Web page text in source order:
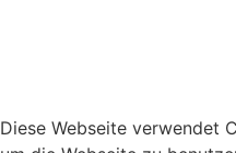
Diese Webseite verwendet